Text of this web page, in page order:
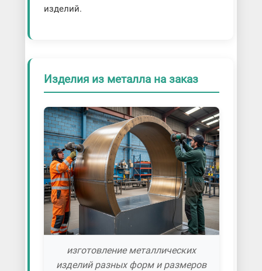
изделий.
Изделия из металла на заказ
изготовление металлических
изделий разных форм и размеров